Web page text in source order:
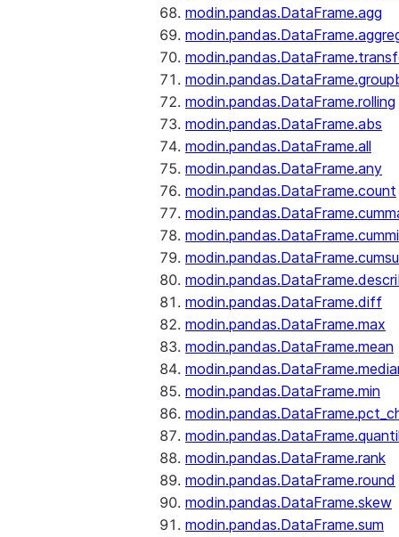
modin.pandas.DataFrame.agg
modin.pandas.DataFrame.rolling
modin.pandas.DataFrame.abs
modin.pandas.DataFrame.all
modin.pandas.DataFrame.any
modin.pandas.DataFrame.count
modin.pandas.DataFrame.diff
modin.pandas.DataFrame.max
modin.pandas.DataFrame.mean
modin.pandas.DataFrame.min
modin.pandas.DataFrame.rank
modin.pandas.DataFrame.round
modin.pandas.DataFrame.skew
modin.pandas.DataFrame.sum